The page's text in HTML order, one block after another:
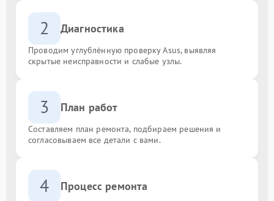
2 Диагностика
Проводим углублённую проверку Asus, выявляя
скрытые неисправности и слабые узлы.
3 План работ
Составляем план ремонта, подбираем решения и
согласовываем все детали с вами.
4 Процесс ремонта